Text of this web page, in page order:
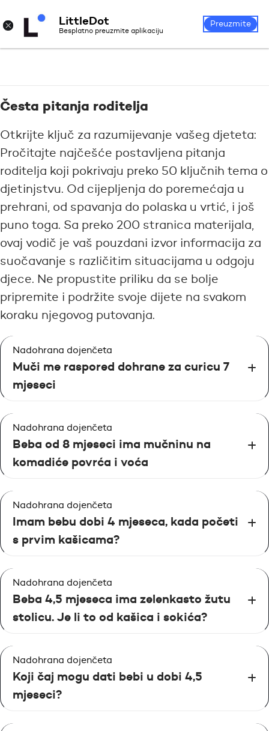
Prijava
Česta pitanja roditelja
Otkrijte ključ za razumijevanje vašeg djeteta:
Pročitajte najčešće postavljena pitanja
roditelja koji pokrivaju preko 50 ključnih tema o
djetinjstvu. Od cijepljenja do poremećaja u
prehrani, od spavanja do polaska u vrtić, i još
puno toga. Sa preko 200 stranica materijala,
ovaj vodič je vaš pouzdani izvor informacija za
suočavanje s različitim situacijama u odgoju
djece. Ne propustite priliku da se bolje
pripremite i podržite svoje dijete na svakom
koraku njegovog putovanja.
Nadohrana dojenčeta
Muči me raspored dohrane za curicu 7
mjeseci
Nadohrana dojenčeta
Beba od 8 mjeseci ima mučninu na
komadiće povrća i voća
Nadohrana dojenčeta
Imam bebu dobi 4 mjeseca, kada početi
s prvim kašicama?
Nadohrana dojenčeta
Beba 4,5 mjeseca ima zelenkasto žutu
stolicu. Je li to od kašica i sokića?
Nadohrana dojenčeta
Koji čaj mogu dati bebi u dobi 4,5
mjeseci?
× LittleDot
Besplatno preuzmite aplikaciju
Preuzmite